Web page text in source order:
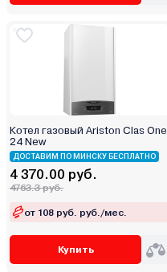
Котел газовый Ariston Clas One
24 New
ДОСТАВИМ ПО МИНСКУ БЕСПЛАТНО
4 370.00 руб.
4763.3 руб.
от 108 руб. руб./мес.
Купить